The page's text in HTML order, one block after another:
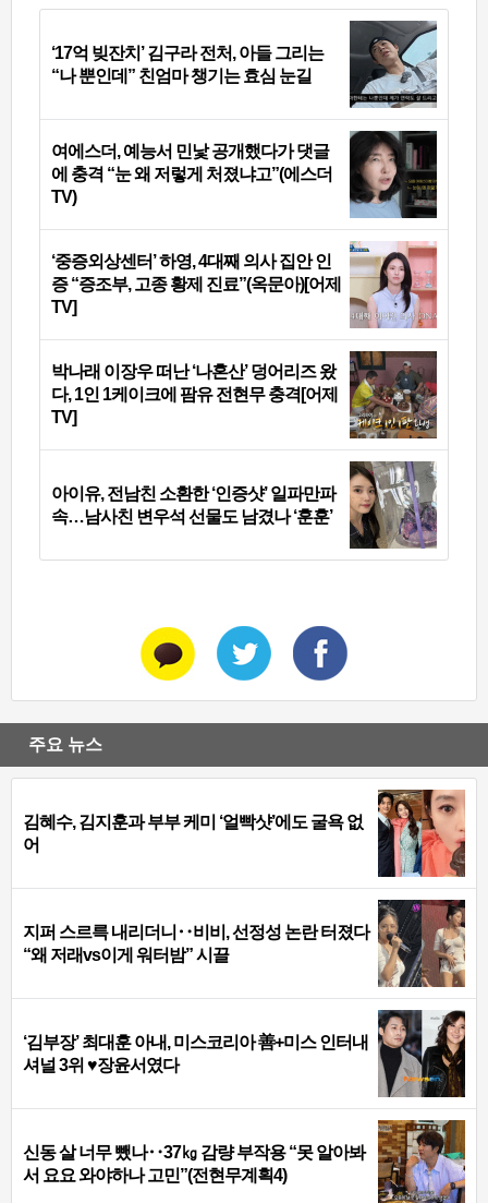
‘17억 빚잔치’ 김구라 전처, 아들 그리는
“나 뿐인데” 친엄마 챙기는 효심 눈길
여에스더, 예능서 민낯 공개했다가 댓글
에 충격 “눈 왜 저렇게 처졌냐고”(에스더
TV)
‘중증외상센터’ 하영, 4대째 의사 집안 인
증 “증조부, 고종 황제 진료”(옥문아)[어제
TV]
박나래 이장우 떠난 ‘나혼산’ 덩어리즈 왔
다, 1인 1케이크에 팜유 전현무 충격[어제
TV]
아이유, 전남친 소환한 ‘인증샷’ 일파만파
속…남사친 변우석 선물도 남겼나 ‘훈훈’
주요 뉴스
김혜수, 김지훈과 부부 케미 ‘얼빡샷’에도 굴욕 없
어
지퍼 스르륵 내리더니‥비비, 선정성 논란 터졌다
“왜 저래vs이게 워터밤” 시끌
‘김부장’ 최대훈 아내, 미스코리아 善+미스 인터내
셔널 3위 ♥장윤서였다
신동 살 너무 뺐나‥37㎏ 감량 부작용 “못 알아봐
서 요요 와야하나 고민”(전현무계획4)